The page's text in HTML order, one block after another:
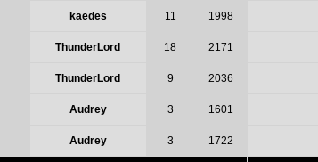
kaedes 11 1998
ThunderLord 18 2171
ThunderLord 9 2036
Audrey 3 1601
Audrey 3 1722